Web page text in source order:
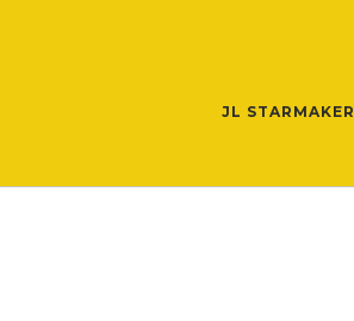
JL STARMAKER